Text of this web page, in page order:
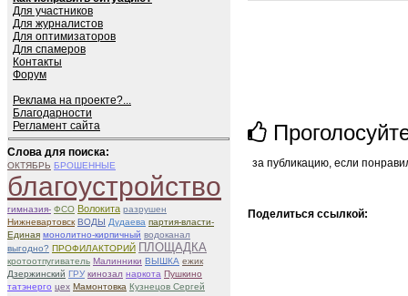
Для участников
Для журналистов
Для оптимизаторов
Для спамеров
Контакты
Форум
Реклама на проекте?...
Благодарности
Регламент сайта
Слова для поиска:
ОКТЯБРЬ БРОШЕННЫЕ
благоустройство
гимназия- ФСО Волокита разрушен
Нижневартовск ВОДЫ Дудаева партия-власти-
Единая монолитно-кирпичный водоканал
выгодно? ПРОФИЛАКТОРИЙ ПЛОЩАДКА
кротоотпугиватель Малинники ВЫШКА ежик
Дзержинский ГРУ кинозал наркота Пушкино
татэнерго цех Мамонтовка Кузнецов Сергей
за публикацию, если
Поделиться ссылкой: